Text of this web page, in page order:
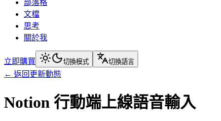
部落格
文檔
思考
關於我
立即購買 切換模式 切換語言
← 返回更新動態
Notion 行動端上線語音輸入